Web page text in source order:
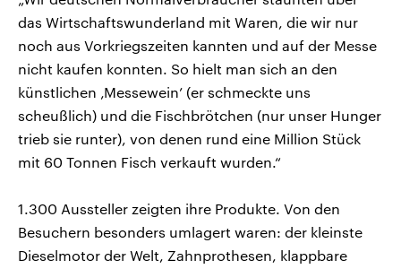
das Wirtschaftswunderland mit Waren, die wir nur
noch aus Vorkriegszeiten kannten und auf der Messe
nicht kaufen konnten. So hielt man sich an den
künstlichen ‚Messewein’ (er schmeckte uns
scheußlich) und die Fischbrötchen (nur unser Hunger
trieb sie runter), von denen rund eine Million Stück
mit 60 Tonnen Fisch verkauft wurden.“
1.300 Aussteller zeigten ihre Produkte. Von den
Besuchern besonders umlagert waren: der kleinste
Dieselmotor der Welt, Zahnprothesen, klappbare